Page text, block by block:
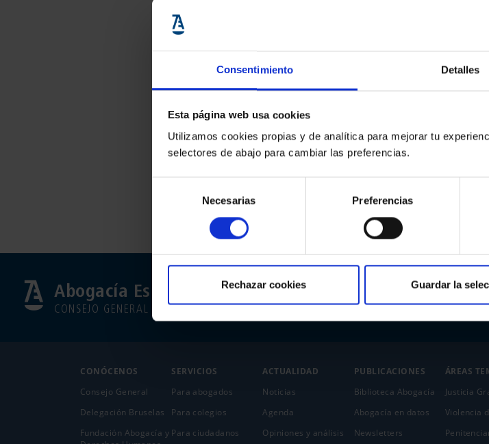
Consentimiento Detalles
Esta página web usa cookies
Utilizamos cookies propias y de analítica para mejorar tu
selectores de abajo para cambiar las preferencias.
consentimiento
Necesarias Preferencias
Rechazar cookies Guardar la
Abogacía Española
CONSEJO GENERAL
CONÓCENOS
Consejo General
Delegación Bruselas
Fundación Abogacía y
SERVICIOS
Para abogados
Para colegios
Para ciudadanos
ACTUALIDAD
Noticias
Agenda
Opiniones y análisis
PUBLICACIONES
Biblioteca Abogacía
Abogacía en datos
Newsletters
ÁREAS
Justicia
Violencia